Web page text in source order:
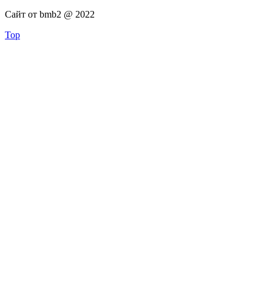
Сайт от bmb2 @ 2022
Top